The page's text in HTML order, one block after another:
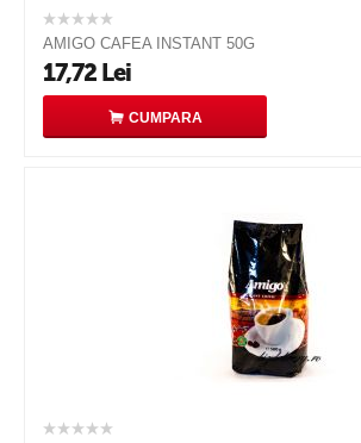
AMIGO CAFEA INSTANT 50G
17,72 Lei
CUMPARA